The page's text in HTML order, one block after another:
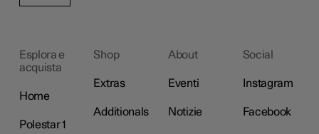
Esplora e
acquista
Home
Polestar 1
Shop
Extras
Additionals
About
Eventi
Notizie
Social
Instagram
Facebook